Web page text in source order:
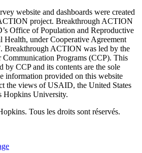
website and dashboards were created
project. Breakthrough ACTION
Office of Population and Reproductive
under Cooperative Agreement
ACTION was led by the
Programs (CCP). This
by CCP and its contents are the sole
information provided on this website
the views of USAID, the United States
Hopkins University.
Tous les droits sont réservés.